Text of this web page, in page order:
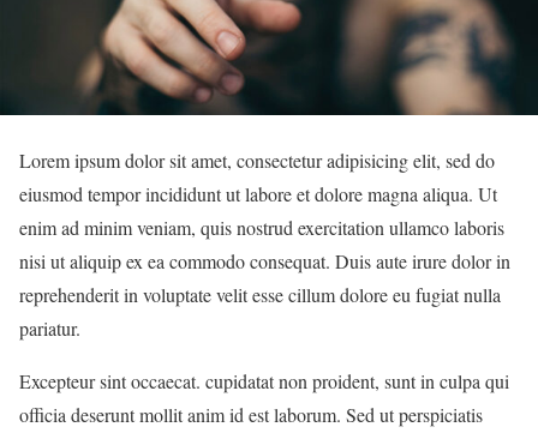
Lorem ipsum dolor sit amet, consectetur adipisicing elit, sed do
eiusmod tempor incididunt ut labore et dolore magna aliqua. Ut
enim ad minim veniam, quis nostrud exercitation ullamco laboris
nisi ut aliquip ex ea commodo consequat. Duis aute irure dolor in
reprehenderit in voluptate velit esse cillum dolore eu fugiat nulla
pariatur.
Excepteur sint occaecat. cupidatat non proident, sunt in culpa qui
officia deserunt mollit anim id est laborum. Sed ut perspiciatis